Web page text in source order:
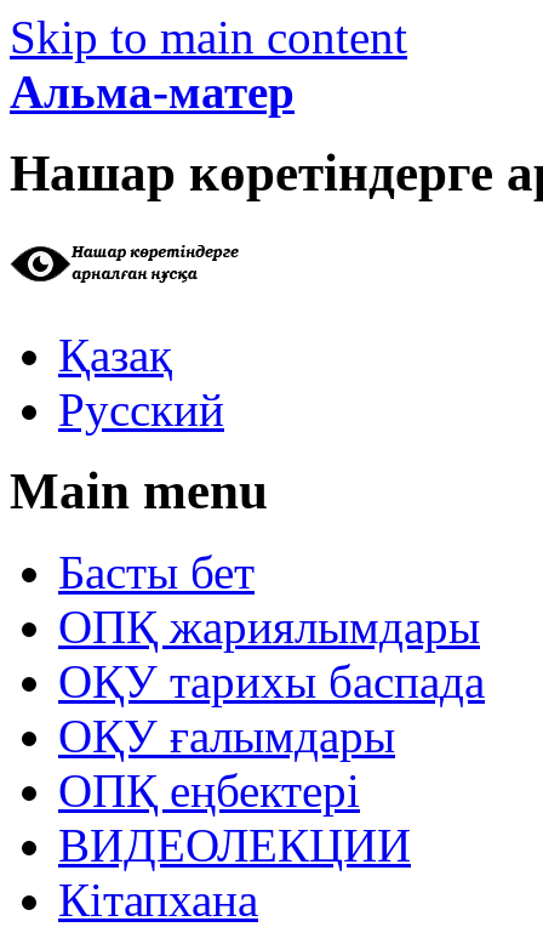
Skip to main content
Альма-матер
Нашар көретіндерге
Қазақ
Русский
Main menu
Басты бет
ОПҚ жариялымдары
ОҚУ тарихы баспада
ОҚУ ғалымдары
ОПҚ еңбектері
ВИДЕОЛЕКЦИИ
Кітапхана